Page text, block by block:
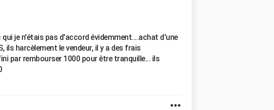
je n'étais pas d'accord évidemment....achat d'une
ils harcèlement le vendeur, il y a des frais
par rembourser 1000 pour être tranquille... ils